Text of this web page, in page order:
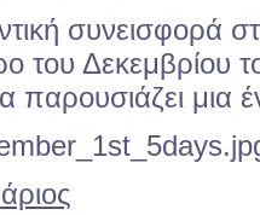
συνεισφορά
του Δεκεμβρίου
παρουσιάζει μια